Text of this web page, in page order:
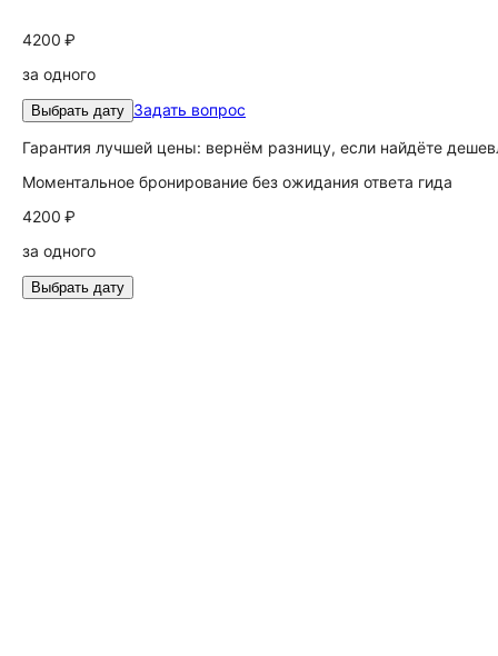
4200 ₽
за одного
Выбрать дату Задать вопрос
Гарантия лучшей цены: вернём разницу, если найдёте
Моментальное бронирование без ожидания ответа гида
4200 ₽
за одного
Выбрать дату